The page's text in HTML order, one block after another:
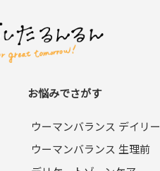
お悩みでさがす
ウーマンバランス デイリー
ウーマンバランス 生理前